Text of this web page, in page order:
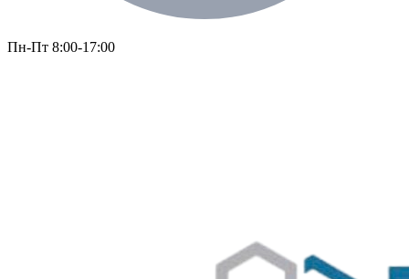
Пн-Пт 8:00-17:00